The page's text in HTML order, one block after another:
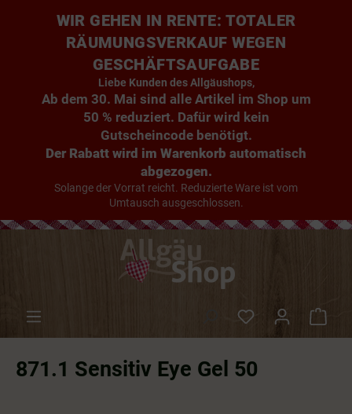
WIR GEHEN IN RENTE: TOTALER
RÄUMUNGSVERKAUF WEGEN
GESCHÄFTSAUFGABE
Liebe Kunden des Allgäushops,
Ab dem 30. Mai sind alle Artikel im Shop um
50 % reduziert. Dafür wird kein
Gutscheincode benötigt.
Der Rabatt wird im Warenkorb automatisch
abgezogen.
Solange der Vorrat reicht. Reduzierte Ware ist vom
Umtausch ausgeschlossen.
871.1 Sensitiv Eye Gel 50